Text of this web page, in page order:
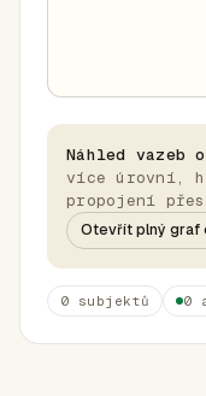
Náhled vazeb
více úrovní,
propojení
Otevřít plný graf
0 subjektů 0